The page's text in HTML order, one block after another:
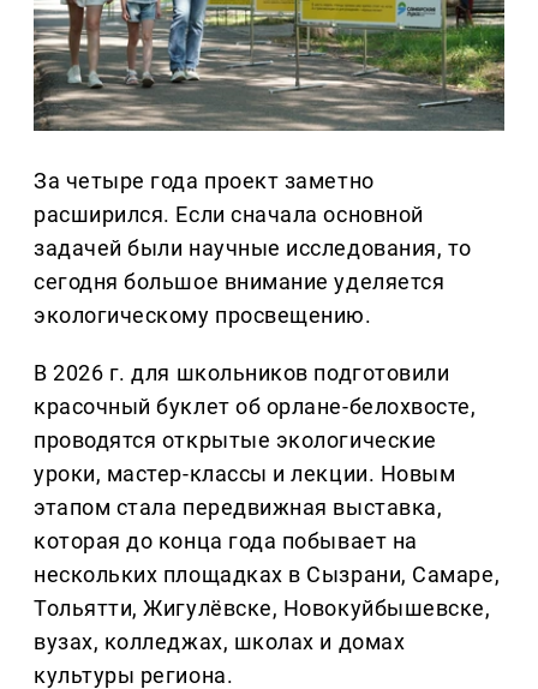
За четыре года проект заметно
расширился. Если сначала основной
задачей были научные исследования, то
сегодня большое внимание уделяется
экологическому просвещению.
В 2026 г. для школьников подготовили
красочный буклет об орлане-белохвосте,
проводятся открытые экологические
уроки, мастер-классы и лекции. Новым
этапом стала передвижная выставка,
которая до конца года побывает на
нескольких площадках в Сызрани, Самаре,
Тольятти, Жигулёвске, Новокуйбышевске,
вузах, колледжах, школах и домах
культуры региона.